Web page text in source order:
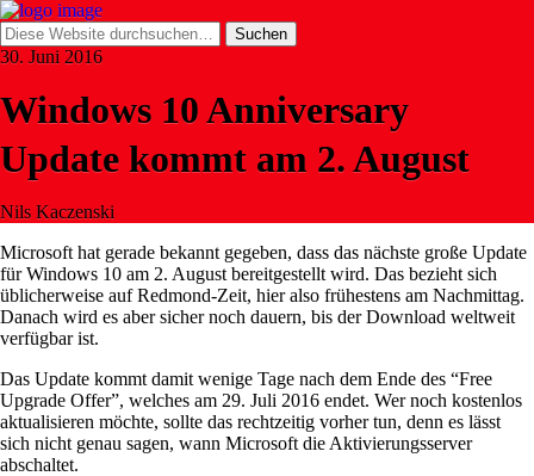
30. Juni 2016
Windows 10 Anniversary
Update kommt am 2. August
Nils Kaczenski
Microsoft hat gerade bekannt gegeben, dass das nächste große Update
für Windows 10 am 2. August bereitgestellt wird. Das bezieht sich
üblicherweise auf Redmond-Zeit, hier also frühestens am Nachmittag.
Danach wird es aber sicher noch dauern, bis der Download weltweit
verfügbar ist.
Das Update kommt damit wenige Tage nach dem Ende des “Free
Upgrade Offer”, welches am 29. Juli 2016 endet. Wer noch kostenlos
aktualisieren möchte, sollte das rechtzeitig vorher tun, denn es lässt
sich nicht genau sagen, wann Microsoft die Aktivierungsserver
abschaltet.